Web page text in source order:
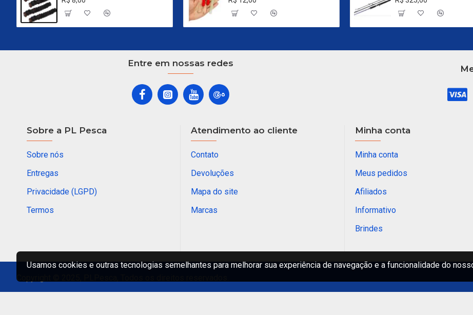
Viper II C 602 H - 10 a 20 Libras
Viper II C 602 H - 10 a 20
Libras
Strategy C
Strategy
a 12 Libra
MAIS VISUALIZADOS
Usamos cookies e outras tecnologias semelhantes para melhorar sua experiência de navegação e a funcionalidade do